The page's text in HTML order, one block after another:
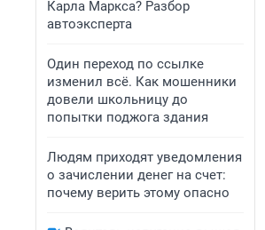
Карла Маркса? Разбор
автоэксперта
Один переход по ссылке
изменил всё. Как мошенники
довели школьницу до
попытки поджога здания
Людям приходят уведомления
о зачислении денег на счет:
почему верить этому опасно